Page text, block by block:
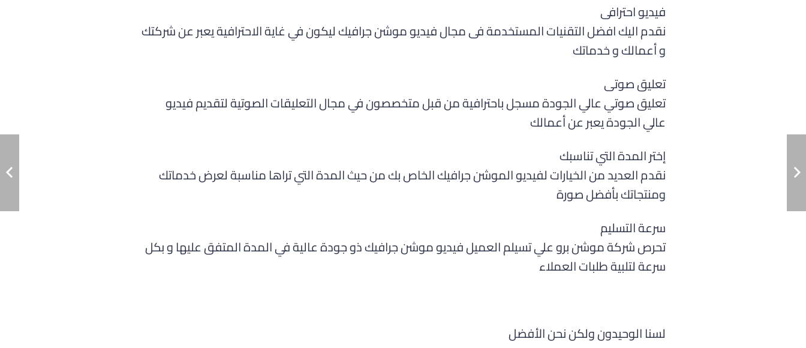
فيديو احترافى
نقدم اليك افضل التقنيات المستخدمة فى مجال فيديو موشن جرافيك ليكون في غاية الاحترافية يعبر عن شركتك
و أعمالك و خدماتك
تعليق صوتى
تعليق صوتي عالي الجودة مسجل باحترافية من قبل متخصصون في مجال التعليقات الصوتية لتقديم فيديو
عالي الجودة يعبر عن أعمالك
إختر المدة التي تناسبك
نقدم العديد من الخيارات لفيديو الموشن جرافيك الخاص بك من حيث المدة التي تراها مناسبة لعرض خدماتك
ومنتجاتك بأفضل صورة
سرعة التسليم
تحرص شركة موشن برو علي تسيلم العميل فيديو موشن جرافيك ذو جودة عالية في المدة المتفق عليها و بكل
سرعة لتلبية طلبات العملاء
لسنا الوحيدون ولكن نحن الأفضل